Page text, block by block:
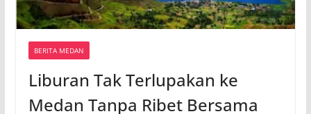
BERITA MEDAN
Liburan Tak Terlupakan ke
Medan Tanpa Ribet Bersama